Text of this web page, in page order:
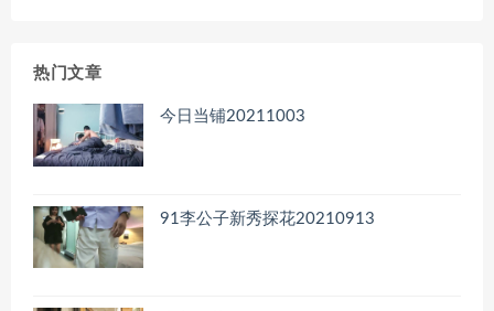
热门文章
今日当铺20211003
91李公子新秀探花20210913